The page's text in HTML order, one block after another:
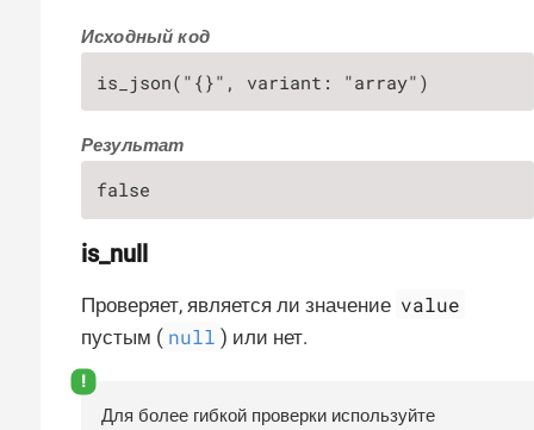
Исходный код
is_json("{}", variant: "array")
Результат
false
is_null
Проверяет, является ли значение value
пустым ( null ) или нет.
Для более гибкой проверки используйте